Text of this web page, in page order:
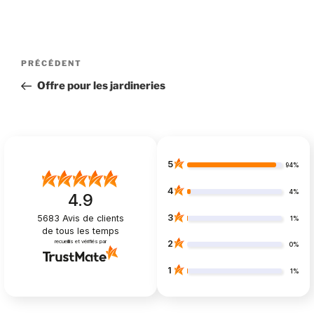
Navigation
l’article
Article
précédent
PRÉCÉDENT
Offre pour les jardineries
4.9
5683 Avis de clients
de tous les temps
recueillis et vérifiés par
5 94%
4 4%
3 1%
2 0%
1 1%